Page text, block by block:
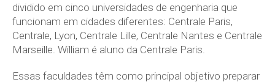
dividido em cinco universidades de engenharia que
funcionam em cidades diferentes: Centrale Paris,
Centrale, Lyon, Centrale Lille, Centrale Nantes e Centrale
Marseille. William é aluno da Centrale Paris.
Essas faculdades têm como principal objetivo preparar